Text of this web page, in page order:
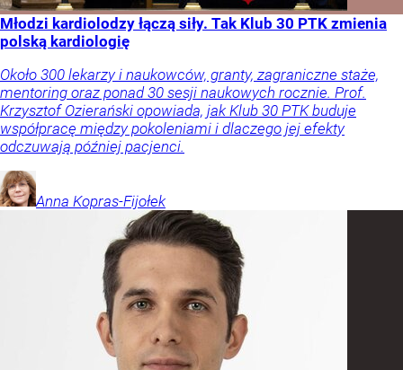
Młodzi kardiolodzy łączą siły. Tak Klub 30 PTK zmienia
polską kardiologię
Około 300 lekarzy i naukowców, granty, zagraniczne staże,
mentoring oraz ponad 30 sesji naukowych rocznie. Prof.
Krzysztof Ozierański opowiada, jak Klub 30 PTK buduje
współpracę między pokoleniami i dlaczego jej efekty
odczuwają później pacjenci.
Anna Kopras-Fijołek